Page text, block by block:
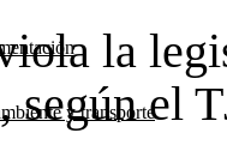
y transporte
la
el